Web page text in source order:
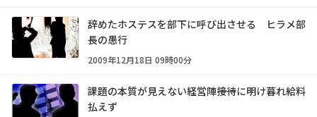
辞めたホステスを部下に呼び出させる ヒラメ部
長の愚行
2009年12月18日 09時00分
課題の本質が見えない経営陣――接待に明け暮れ給料
払えず